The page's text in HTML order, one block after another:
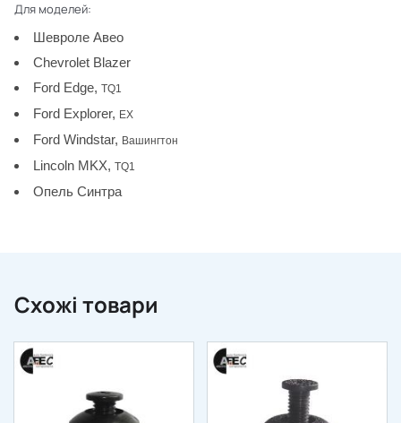
Для моделей:
Шевроле Авео
Chevrolet Blazer
Ford Edge, TQ1
Ford Explorer, EX
Ford Windstar, Вашингтон
Lincoln MKX, TQ1
Опель Синтра
Схожі товари